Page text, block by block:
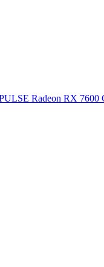
Radeon RX 7600